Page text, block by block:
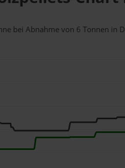
bei Abnahmevon 6 Tonnen in